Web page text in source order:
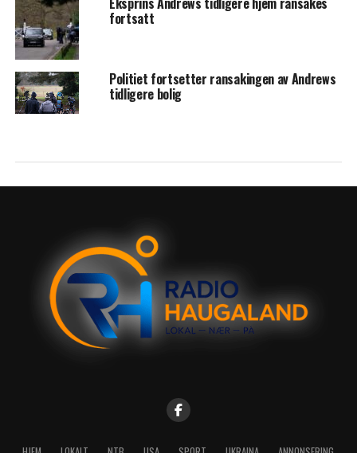
fortsatt
Politiet fortsetter ransakingen av Andrews
tidligere bolig